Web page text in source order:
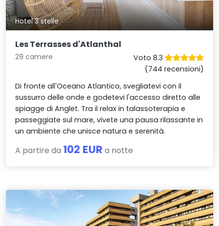
Hotel 3 stelle
Les Terrasses d'Atlanthal
29 camere
Voto 8.3
(744 recensioni)
Di fronte all'Oceano Atlantico, svegliatevi con il
sussurro delle onde e godetevi l'accesso diretto alle
spiagge di Anglet. Tra il relax in talassoterapia e
passeggiate sul mare, vivete una pausa rilassante in
un ambiente che unisce natura e serenità.
A partire da 102 EUR a notte